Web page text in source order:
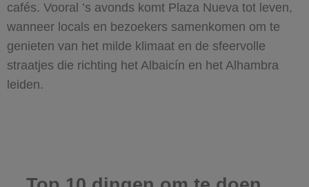
cafés. Vooral ’s avonds komt Plaza Nueva tot leven,
wanneer locals en bezoekers samenkomen om te
genieten van het milde klimaat en de sfeervolle
straatjes die richting het Albaicín en het Alhambra
leiden.